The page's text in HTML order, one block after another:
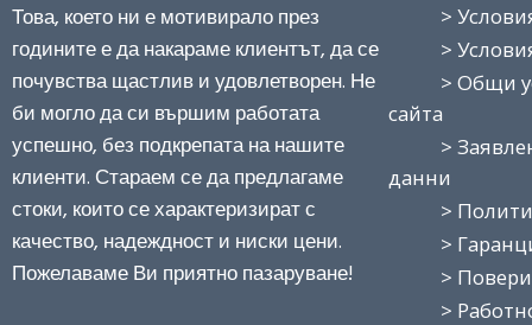
Това, което ни е мотивирало през
годините е да накараме клиентът, да се
почувства щастлив и удовлетворен. Не
би могло да си вършим работата
успешно, без подкрепата на нашите
клиенти. Стараем се да предлагаме
стоки, които се характеризират с
качество, надеждност и ниски цени.
Пожелаваме Ви приятно пазаруване!
> Условия
> Условия
> Общи
сайта
>
данни
>
>
>
> Работно